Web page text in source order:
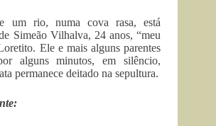
um rio, numa cova rasa, está
Simeão Vilhalva, 24 anos, “meu
Ele e mais alguns parentes
alguns minutos, em silêncio,
permanece deitado na sepultura.